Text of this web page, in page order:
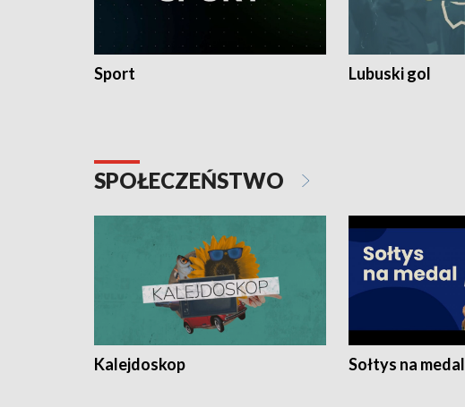
Sport Lubuski gol
SPOŁECZEŃSTWO
Kalejdoskop Sołtys na medal